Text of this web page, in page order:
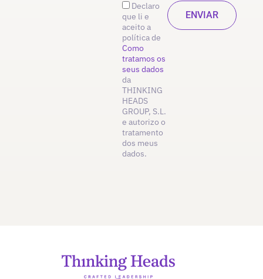
Declaro
que li e
aceito a
política de
Como
tratamos os
seus dados
da
THINKING
HEADS
GROUP, S.L.
e autorizo o
tratamento
dos meus
dados.